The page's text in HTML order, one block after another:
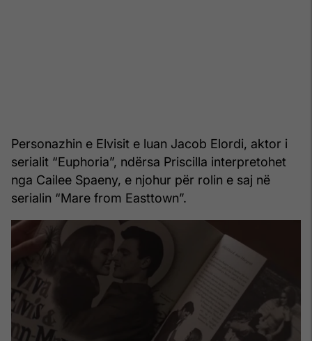
Personazhin e Elvisit e luan Jacob Elordi, aktor i
serialit “Euphoria”, ndërsa Priscilla interpretohet
nga Cailee Spaeny, e njohur për rolin e saj në
serialin “Mare from Easttown”.